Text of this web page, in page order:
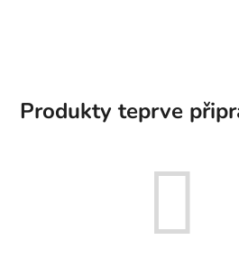
Produkty teprve